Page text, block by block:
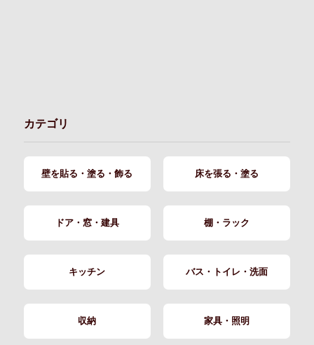
カテゴリ
壁を貼る・塗る・飾る 床を張る・塗る
ドア・窓・建具 棚・ラック
キッチン バス・トイレ・洗面
収納 家具・照明